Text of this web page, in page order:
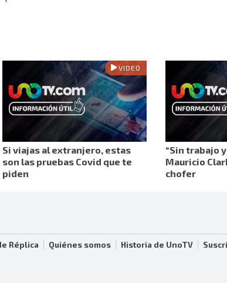
VIDEO
Si viajas al extranjero, estas
son las pruebas Covid que te
piden
“Sin trabajo
Mauricio
chofer
Réplica Quiénes somos Historia de UnoTV